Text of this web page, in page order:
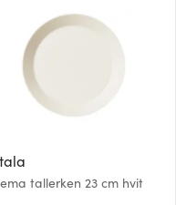
tallerken 23 cm hvit